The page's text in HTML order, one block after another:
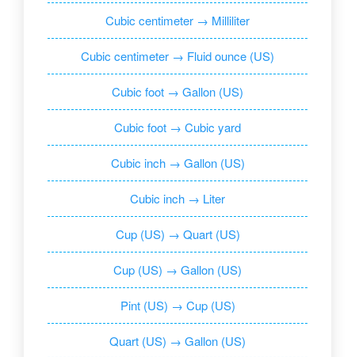
Cubic centimeter → Milliliter
Cubic centimeter → Fluid ounce (US)
Cubic foot → Gallon (US)
Cubic foot → Cubic yard
Cubic inch → Gallon (US)
Cubic inch → Liter
Cup (US) → Quart (US)
Cup (US) → Gallon (US)
Pint (US) → Cup (US)
Quart (US) → Gallon (US)